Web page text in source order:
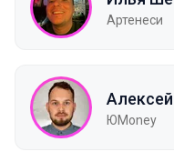
Артенеси
ЮMoney